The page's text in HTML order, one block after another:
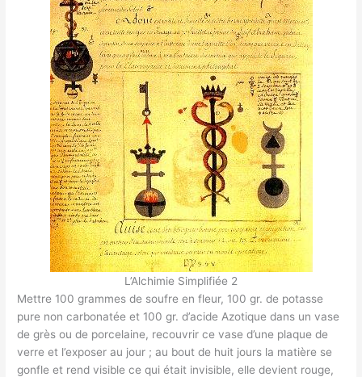
L’Alchimie Simplifiée 2
Mettre 100 grammes de soufre en fleur, 100 gr. de potasse
pure non carbonatée et 100 gr. d’acide Azotique dans un vase
de grès ou de porcelaine, recouvrir ce vase d’une plaque de
verre et l’exposer au jour ; au bout de huit jours la matière se
gonfle et rend visible ce qui était invisible, elle devient rouge,